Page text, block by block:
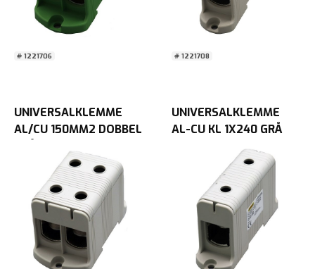
# 1221706 # 1221708
UNIVERSALKLEMME
AL/CU 150MM2 DOBBEL
UNIVERSALKLEMME
AL-CU KL 1X240 GRÅ